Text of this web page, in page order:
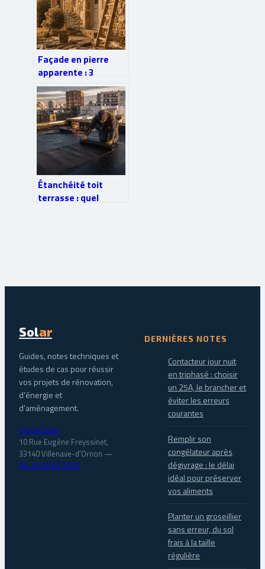
Façade en pierre
apparente : 3
mortiers et 4
techniques pour
stopper l’humidité
durablement
Étanchéité toit
terrasse : quel
Solar
Guides, notes techniques et
études de cas pour réussir
vos projets de rénovation,
d'énergie et
d'aménagement.
Group Solar
10 Rue Eugène Freyssinet,
33140 Villenave-d'Ornon —
Tél. 05 56 81 25 07
DERNIÈRES NOTES
Contacteur jour nuit
en triphasé : choisir
un 25A, le brancher et
éviter les erreurs
courantes
Remplir son
congélateur après
dégivrage : le délai
idéal pour préserver
vos aliments
Planter un groseillier
sans erreur, du sol
frais à la taille
régulière